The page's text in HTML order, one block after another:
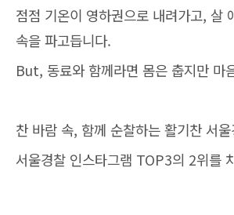
점점 기온이 영하권으로 내려가고, 살
속을 파고듭니다.
But, 동료와 함께라면 몸은 춥지만 마
찬 바람 속, 함께 순찰하는 활기찬 서
서울경찰 인스타그램 TOP3의 2위를